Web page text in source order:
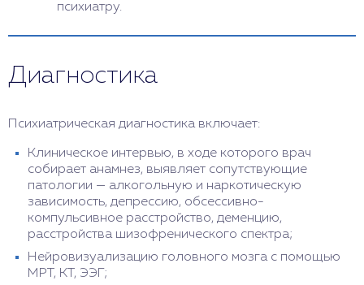
психиатру.
Диагностика
Психиатрическая диагностика включает:
Клиническое интервью, в ходе которого врач
собирает анамнез, выявляет сопутствующие
патологии — алкогольную и наркотическую
зависимость, депрессию, обсессивно-
компульсивное расстройство, деменцию,
расстройства шизофренического спектра;
Нейровизуализацию головного мозга с помощью
МРТ, КТ, ЭЭГ;